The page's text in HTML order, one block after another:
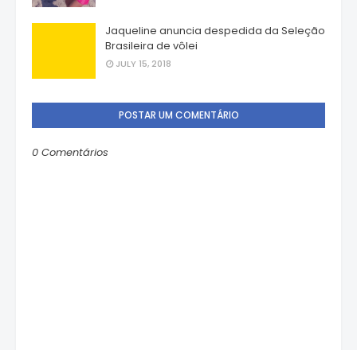
Jaqueline anuncia despedida da Seleção
Brasileira de vôlei
JULY 15, 2018
POSTAR UM COMENTÁRIO
0 Comentários